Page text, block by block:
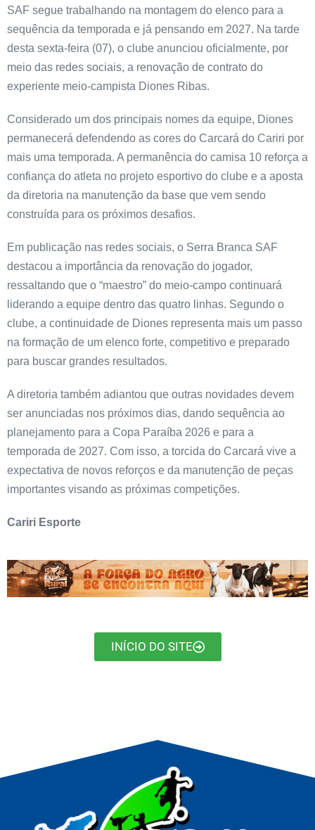
SAF segue trabalhando na montagem do elenco para a
sequência da temporada e já pensando em 2027. Na tarde
desta sexta-feira (07), o clube anunciou oficialmente, por
meio das redes sociais, a renovação de contrato do
experiente meio-campista Diones Ribas.
Considerado um dos principais nomes da equipe, Diones
permanecerá defendendo as cores do Carcará do Cariri por
mais uma temporada. A permanência do camisa 10 reforça a
confiança do atleta no projeto esportivo do clube e a aposta
da diretoria na manutenção da base que vem sendo
construída para os próximos desafios.
Em publicação nas redes sociais, o Serra Branca SAF
destacou a importância da renovação do jogador,
ressaltando que o “maestro” do meio-campo continuará
liderando a equipe dentro das quatro linhas. Segundo o
clube, a continuidade de Diones representa mais um passo
na formação de um elenco forte, competitivo e preparado
para buscar grandes resultados.
A diretoria também adiantou que outras novidades devem
ser anunciadas nos próximos dias, dando sequência ao
planejamento para a Copa Paraíba 2026 e para a
temporada de 2027. Com isso, a torcida do Carcará vive a
expectativa de novos reforços e da manutenção de peças
importantes visando as próximas competições.
Cariri Esporte
INÍCIO DO SITE